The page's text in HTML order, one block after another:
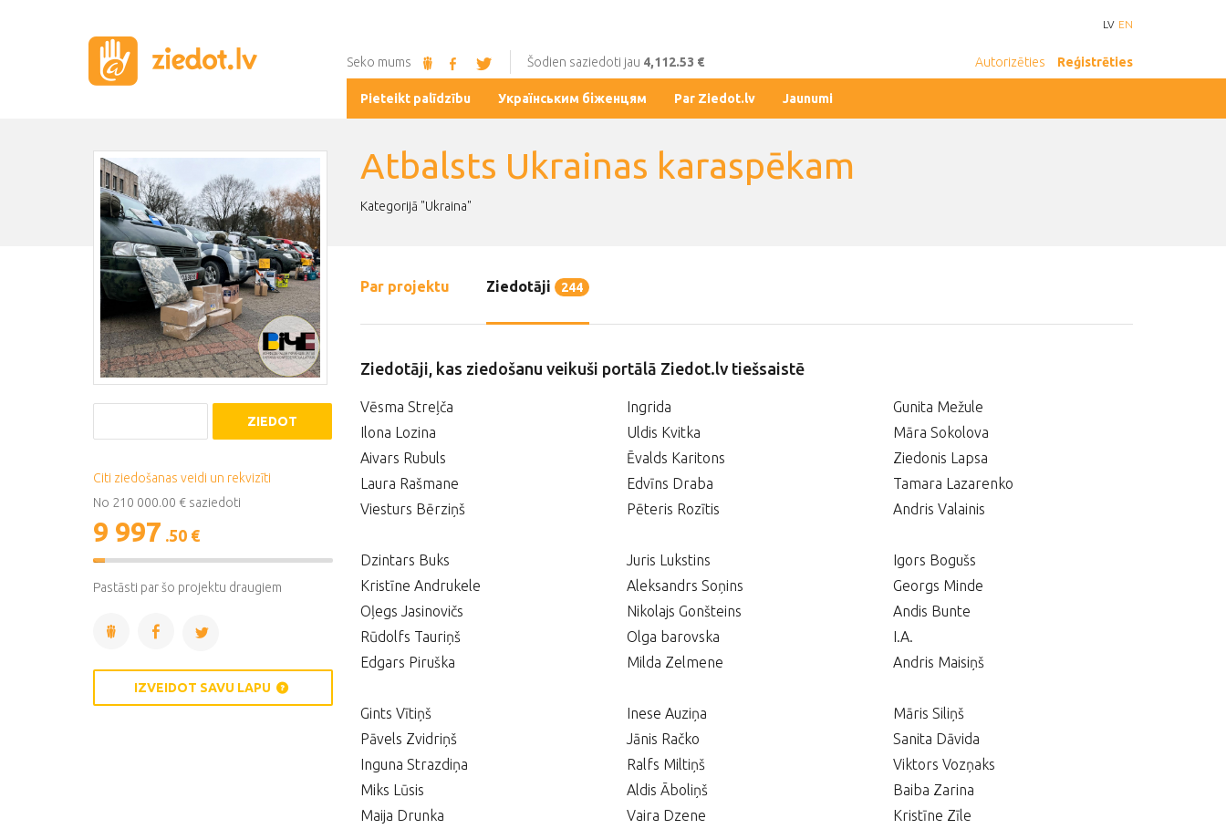
LV EN
Seko mums Šodien saziedoti jau 4,112.53 € Autorizēties Reģistrēties
Pieteikt palīdzību Українським біженцям Par Ziedot.lv Jaunumi
Atbalsts Ukrainas karaspēkam
Kategorijā "Ukraina"
ZIEDOT
Citi ziedošanas veidi un rekvizīti
No 210 000.00 € saziedoti
9 997 .50 €
5%
Complete
Pastāsti par šo projektu draugiem
IZVEIDOT SAVU LAPU
Par projektu Ziedotāji 244
Ziedotāji, kas ziedošanu veikuši portālā Ziedot.lv tiešsaistē
Vēsma Streļča
Ilona Lozina
Aivars Rubuls
Laura Rašmane
Viesturs Bērziņš
Ingrida
Uldis Kvitka
Ēvalds Karitons
Edvīns Draba
Pēteris Rozītis
Gunita Mežule
Māra Sokolova
Ziedonis Lapsa
Tamara Lazarenko
Andris Valainis
Dzintars Buks
Kristīne Andrukele
Oļegs Jasinovičs
Rūdolfs Tauriņš
Edgars Piruška
Juris Lukstins
Aleksandrs Soņins
Nikolajs Gonšteins
Olga barovska
Milda Zelmene
Igors Bogušs
Georgs Minde
Andis Bunte
I.A.
Andris Maisiņš
Gints Vītiņš
Pāvels Zvidriņš
Inguna Strazdiņa
Miks Lūsis
Maija Drunka
Inese Auziņa
Jānis Račko
Ralfs Miltiņš
Aldis Āboliņš
Vaira Dzene
Māris Siliņš
Sanita Dāvida
Viktors Vozņaks
Baiba Zarina
Kristīne Zīle